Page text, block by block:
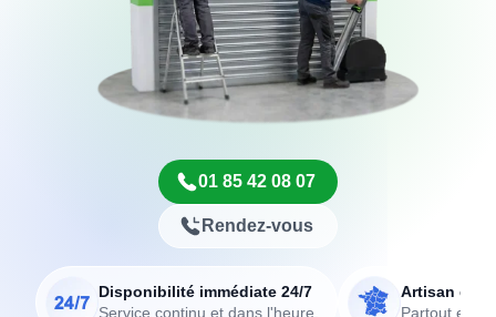
01 85 42 08 07
Rendez-vous
Disponibilité immédiate 24/7
Service continu et dans l'heure.
Artisan de
Partout en